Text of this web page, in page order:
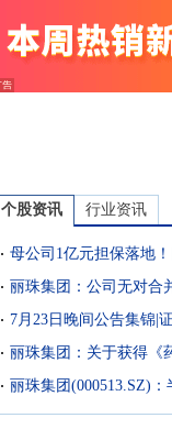
个股资讯 行业资讯
丽珠集团：公司无对合
丽珠集团：关于获得《